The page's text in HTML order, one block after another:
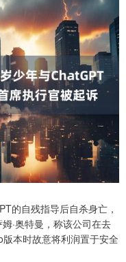
自残指导后自杀身亡，
·奥特曼，称该公司在去
本时故意将利润置于安全